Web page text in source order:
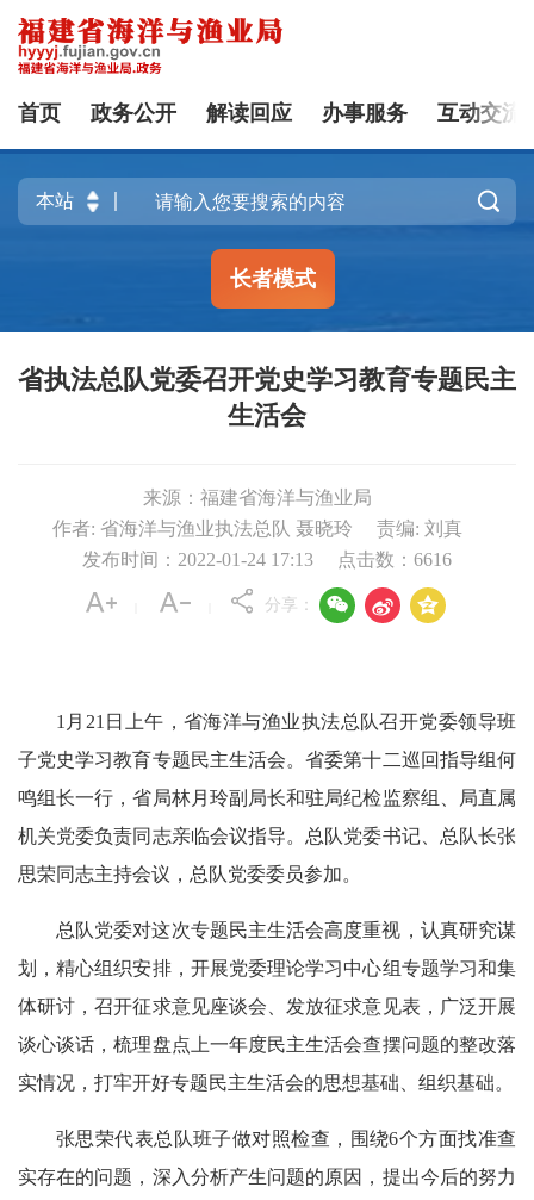
首页 政务公开 解读回应 办事服务 互动交流

长者模式
省执法总队党委召开党史学习教育专题民主
生活会
来源：福建省海洋与渔业局
作者: 省海洋与渔业执法总队 聂晓玲
责编: 刘真
发布时间：2022-01-24 17:13
点击数： 6616
分享：   
1月21日上午，省海洋与渔业执法总队召开党委领导班
子党史学习教育专题民主生活会。省委第十二巡回指导组何
鸣组长一行，省局林月玲副局长和驻局纪检监察组、局直属
机关党委负责同志亲临会议指导。总队党委书记、总队长张
思荣同志主持会议，总队党委委员参加。
总队党委对这次专题民主生活会高度重视，认真研究谋
划，精心组织安排，开展党委理论学习中心组专题学习和集
体研讨，召开征求意见座谈会、发放征求意见表，广泛开展
谈心谈话，梳理盘点上一年度民主生活会查摆问题的整改落
实情况，打牢开好专题民主生活会的思想基础、组织基础。
张思荣代表总队班子做对照检查，围绕6个方面找准查
实存在的问题，深入分析产生问题的原因，提出今后的努力